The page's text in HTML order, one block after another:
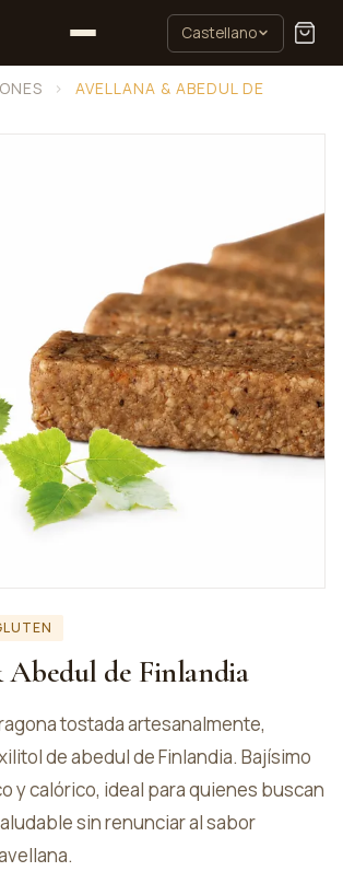
Castellano
›
AVELLANA & ABEDUL DE
de Finlandia
tostada artesanalmente,
de abedul de Finlandia. Bajísimo
y calórico, ideal para quienes buscan
sin renunciar al sabor